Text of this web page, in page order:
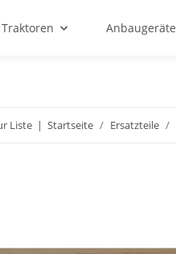
Traktoren Anbaugeräte
Liste Startseite Ersatzteile